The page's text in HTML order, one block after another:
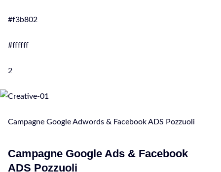
#f3b802
#ffffff
2
Campagne Google Adwords & Facebook ADS Pozzuoli
Campagne Google Ads & Facebook
ADS Pozzuoli